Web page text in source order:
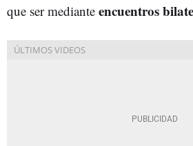
que ser mediante encuentros